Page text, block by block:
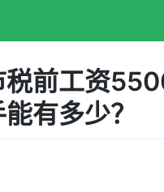
前工资
有多少？